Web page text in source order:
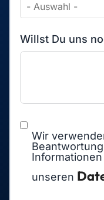
Willst Du uns
Wir
unseren